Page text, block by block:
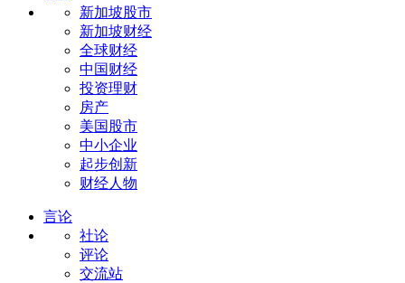
新加坡股市
新加坡财经
全球财经
中国财经
投资理财
房产
美国股市
中小企业
起步创新
财经人物
言论
社论
评论
交流站